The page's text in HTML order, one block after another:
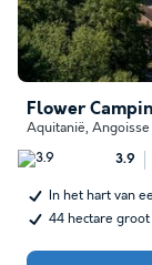
Flower
Aquitanië, Angoisse
3.9
In het hart van
44 hectare